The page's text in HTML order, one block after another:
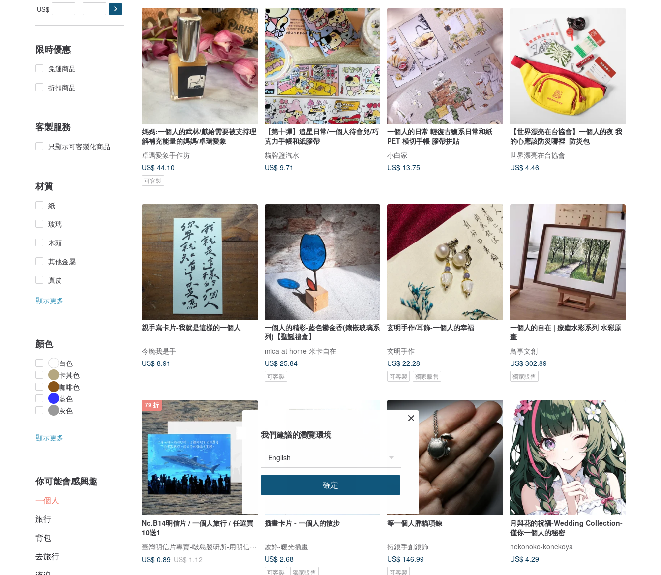
US$ -
限時優惠
免運商品
折扣商品
客製服務
只顯示可客製化商品
材質
紙
玻璃
木頭
其他金屬
真皮
顯示更多
顏色
白色
卡其色
咖啡色
藍色
灰色
顯示更多
你可能會感興趣
一個人
旅行
背包
去旅行
媽媽:一個人的武林/獻給需要被支持理
解補充能量的媽媽/卓瑪愛象
卓瑪愛象手作坊
US$ 44.10
可客製
【第十彈】追星日常/一個人待會兒/巧
克力手帳和紙膠帶
貓牌鹽汽水
US$ 9.71
一個人的日常 輕復古鹽系日常和紙
PET 模切手帳 膠帶拼貼
小白家
US$ 13.75
【世界漂亮在台協會】一個人的夜 我
的心應該防災哪裡_防災包
世界漂亮在台協會
US$ 4.46
親手寫卡片-我就是這樣的一個人
今晚我是手
US$ 8.91
一個人的精彩-藍色鬱金香(鑲嵌玻璃系
列)【聖誕禮盒】
mica at home 米卡自在
US$ 25.84
可客製
玄明手作/耳飾-一個人的幸福
玄明手作
US$ 22.28
可客製 獨家販售
一個人的自在 | 療癒水彩系列 水彩原
畫
鳥事文創
US$ 302.89
獨家販售
79 折
No.B14明信片 / 一個人旅行 / 任選買
10送1
臺灣明信片專賣-啵島製研所-用明信片點亮臺灣
US$ 0.89 US$ 1.12
插畫卡片 - 一個人的散步
凌婷-暖光插畫
US$ 2.68
可客製 獨家販售
等一個人胖貓項鍊
拓銀手創銀飾
US$ 146.99
可客製
月與花的祝福-Wedding Collection-
僅你一個人的秘密
nekonoko-konekoya
US$ 4.29
我們建議的瀏覽環境
確定